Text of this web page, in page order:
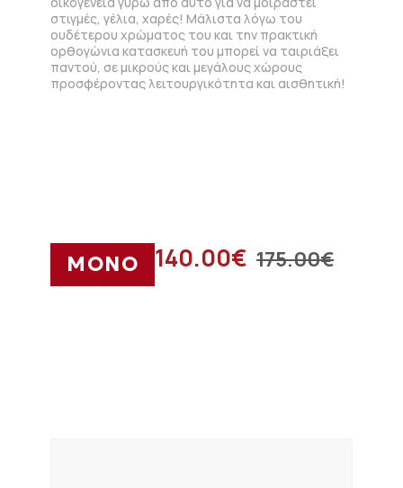
στιγμές, γέλια, χαρές! Μάλιστα λόγω του
ουδέτερου χρώματος του και την πρακτική
ορθογώνια κατασκευή του μπορεί να ταιριάξει
παντού, σε μικρούς και μεγάλους χώρους
προσφέροντας λειτουργικότητα και αισθητική!
ΜΟΝΟ 175.00€
140.00€